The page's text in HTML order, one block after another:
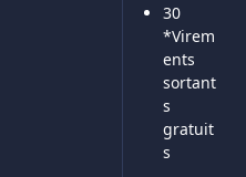
30
*Virem
ents
sortant
s
gratuit
s